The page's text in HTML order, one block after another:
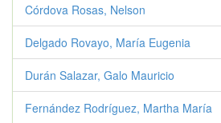
Córdova Rosas, Nelson
Delgado Rovayo, María Eugenia
Durán Salazar, Galo Mauricio
Fernández Rodríguez, Martha María